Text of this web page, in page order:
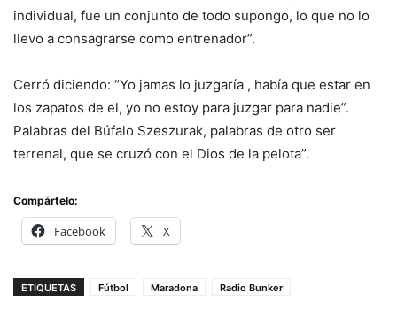
individual, fue un conjunto de todo supongo, lo que no lo
llevo a consagrarse como entrenador”.
Cerró diciendo: “Yo jamas lo juzgaría , había que estar en
los zapatos de el, yo no estoy para juzgar para nadie”.
Palabras del Búfalo Szeszurak, palabras de otro ser
terrenal, que se cruzó con el Dios de la pelota”.
Compártelo:
Facebook X
ETIQUETAS Fútbol Maradona Radio Bunker